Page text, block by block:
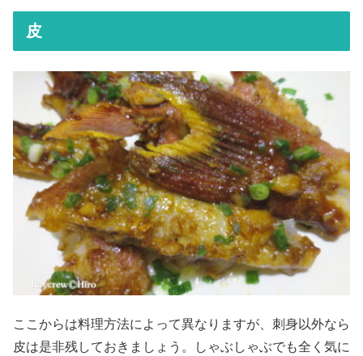
皮
ここからは料理方法によって異なりますが、刺身以外なら
皮は是非残しておきましょう。しゃぶしゃぶでも全く気に